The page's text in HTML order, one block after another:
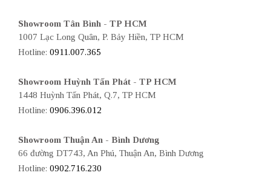
Showroom Tân Bình - TP HCM
1007 Lạc Long Quân, P. Bảy Hiền, TP HCM
Hotline: 0911.007.365
Showroom Huỳnh Tấn Phát - TP HCM
1448 Huỳnh Tấn Phát, Q.7, TP HCM
Hotline: 0906.396.012
Showroom Thuận An - Bình Dương
66 đường DT743, An Phú, Thuận An, Bình Dương
Hotline: 0902.716.230